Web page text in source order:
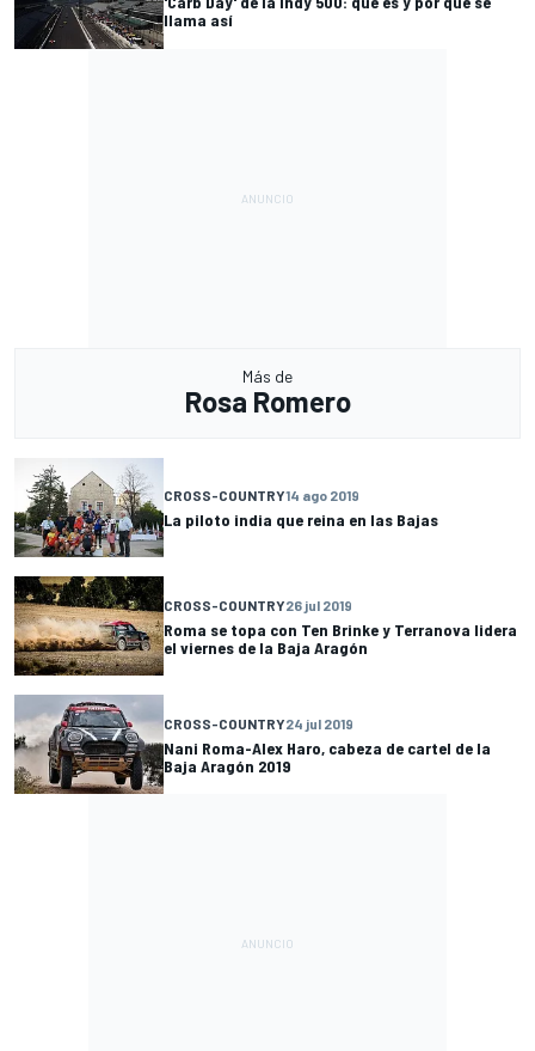
llama así
Más de
Rosa Romero
CROSS-COUNTRY14 ago 2019
La piloto india que reina en las Bajas
CROSS-COUNTRY26 jul 2019
Roma se topa con Ten Brinke y Terranova lidera
el viernes de la Baja Aragón
CROSS-COUNTRY24 jul 2019
Nani Roma-Alex Haro, cabeza de cartel de la
Baja Aragón 2019